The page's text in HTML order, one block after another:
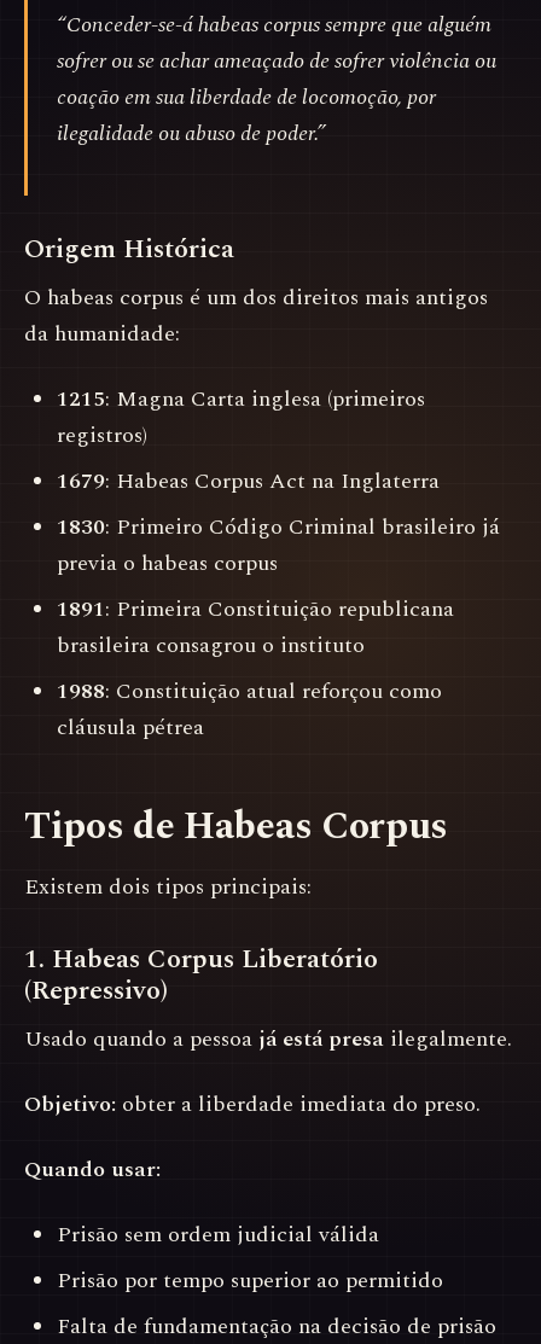
“Conceder-se-á habeas corpus sempre que alguém
sofrer ou se achar ameaçado de sofrer violência ou
coação em sua liberdade de locomoção, por
ilegalidade ou abuso de poder.”
Origem Histórica
O habeas corpus é um dos direitos mais antigos
da humanidade:
1215: Magna Carta inglesa (primeiros
registros)
1679: Habeas Corpus Act na Inglaterra
1830: Primeiro Código Criminal brasileiro já
previa o habeas corpus
1891: Primeira Constituição republicana
brasileira consagrou o instituto
1988: Constituição atual reforçou como
cláusula pétrea
Tipos de Habeas Corpus
Existem dois tipos principais:
1. Habeas Corpus Liberatório
(Repressivo)
Usado quando a pessoa já está presa ilegalmente.
Objetivo: obter a liberdade imediata do preso.
Quando usar:
Prisão sem ordem judicial válida
Prisão por tempo superior ao permitido
Falta de fundamentação na decisão de prisão